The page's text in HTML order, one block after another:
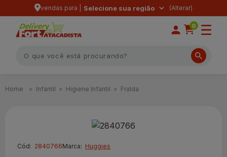
vendas para | Selecione sua região
0
Infantil Higiene Infantil Fralda
Cód: 2840766Marca: Huggies